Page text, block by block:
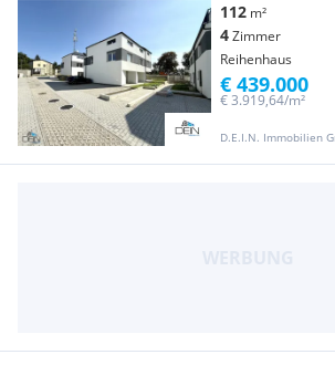
112 m²
4Zimmer
Reihenhaus
D.E.I.N. Immobilien
€ 3.919,64/m²
€ 439.000